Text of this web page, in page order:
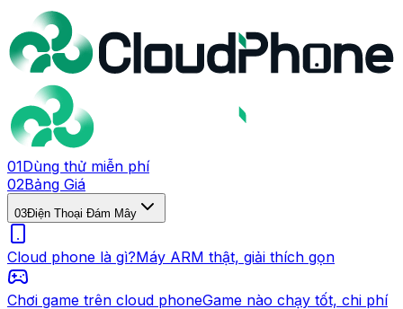
01Dùng thử miễn phí
02Bảng Giá
03Điện Thoại Đám Mây
Cloud phone là gì?Máy ARM thật, giải thích gọn
Chơi game trên cloud phoneGame nào chạy tốt, chi phí